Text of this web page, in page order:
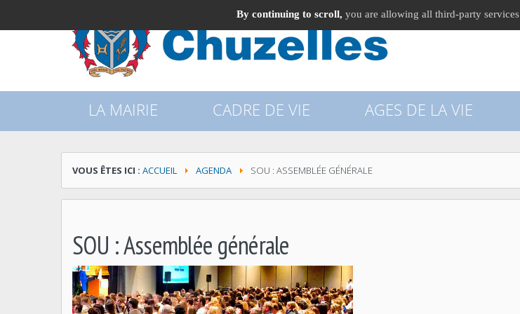
recherche
LA MAIRIE CADRE DE VIE AGES DE LA VIE
VOUS ÊTES ICI : ACCUEIL AGENDA SOU : ASSEMBLÉE GÉNÉRALE
SOU : Assemblée générale
By continuing to scroll, you are allowing all third-party services